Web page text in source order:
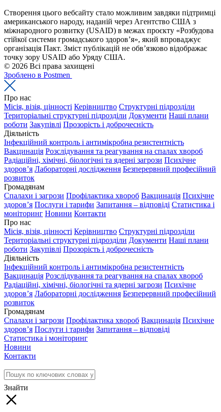
Створення цього вебсайту стало можливим завдяки підтримці
американського народу, наданій через Агентство США з
міжнародного розвитку (USAID) в межах проєкту «Розбудова
стійкої системи громадського здоров’я», який впроваджує
організація Пакт. Зміст публікацій не обв’язково відображає
точку зору USAID або Уряду США.
© 2026 Всі права захищені
Зроблено в Postmen
Про нас
Місія, візія, цінності Керівництво Структурні підрозділи
Територіальні структурні підрозділи Документи Наші плани
роботи Закупівлі Прозорість і доброчесність
Діяльність
Інфекційний контроль і антимікробна резистентність
Вакцинація Розслідування та реагування на спалах хвороб
Радіаційні, хімічні, біологічні та ядерні загрози Психічне
здоров’я Лабораторні дослідження Безперервний професійний
розвиток
Громадянам
Спалахи і загрози Профілактика хвороб Вакцинація Психічне
здоров’я Послуги і тарифи Запитання – відповіді Статистика і
моніторинг Новини Контакти
Про нас
Місія, візія, цінності Керівництво Структурні підрозділи
Територіальні структурні підрозділи Документи Наші плани
роботи Закупівлі Прозорість і доброчесність
Діяльність
Інфекційний контроль і антимікробна резистентність
Вакцинація Розслідування та реагування на спалах хвороб
Радіаційні, хімічні, біологічні та ядерні загрози Психічне
здоров’я Лабораторні дослідження Безперервний професійний
розвиток
Громадянам
Спалахи і загрози Профілактика хвороб Вакцинація Психічне
здоров’я Послуги і тарифи Запитання – відповіді
Статистика і моніторинг
Новини
Контакти
Знайти